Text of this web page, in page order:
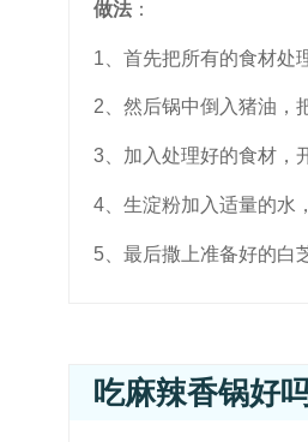
做法 ：
1、首先把所有的食材处
2、然后锅中倒入猪油，
3、加入处理好的食材，
4、生淀粉加入适量的水
5、最后撒上准备好的白
吃麻辣香锅好